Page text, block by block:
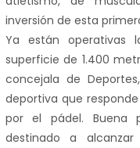
inversión de esta
Ya están operativas
superficie de 1.400
concejala de
deportiva que
por el pádel. Buena
destinado a